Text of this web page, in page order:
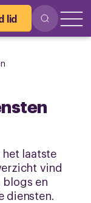
lid
laatste
vind
blogs en
diensten.